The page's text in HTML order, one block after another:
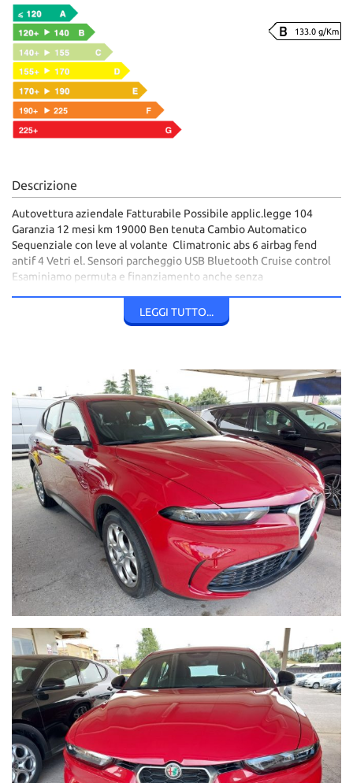
133.0 g/Km
Descrizione
Autovettura aziendale Fatturabile Possibile applic.legge 104
Garanzia 12 mesi km 19000 Ben tenuta Cambio Automatico
Sequenziale con leve al volante Climatronic abs 6 airbag fend
antif 4 Vetri el. Sensori parcheggio USB Bluetooth Cruise control
Esaminiamo permuta e finanziamento anche senza
tivoli) telefono 0774532388 0774378915 335369636
3357402341 Si consiglia di telefonare per la disponibilità della
LEGGI TUTTO...